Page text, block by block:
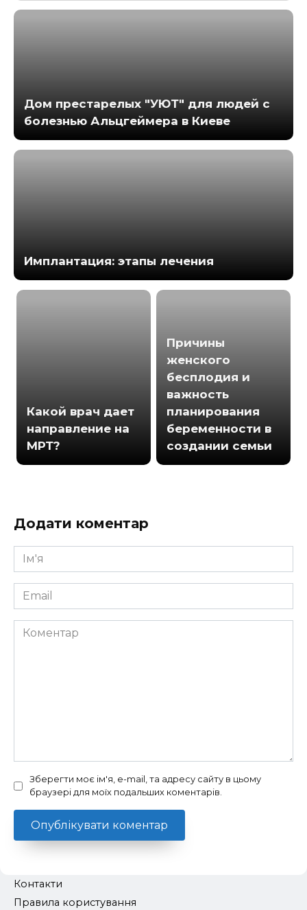
Дом престарелых "УЮТ" для людей с
болезнью Альцгеймера в Киеве
Имплантация: этапы лечения
Какой врач дает
направление на
МРТ?
Причины
женского
бесплодия и
важность
планирования
беременности в
создании семьи
Додати коментар
Ім'я
*
Email
*
Коментар
Зберегти моє ім'я, e-mail, та адресу сайту в цьому
браузері для моїх подальших коментарів.
Контакти
Правила користування